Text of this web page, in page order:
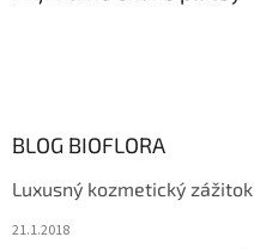
BLOG BIOFLORA
Luxusný kozmetický zážitok
21.1.2018